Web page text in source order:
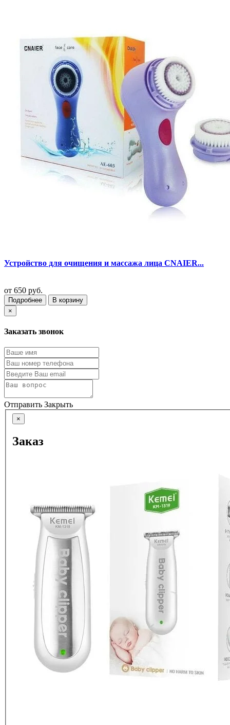
Устройство для очищения и массажа лица CNAIER...
от 650 руб.
Подробнее
В корзину
×
Заказать звонок
Отправить Закрыть
×
Заказ